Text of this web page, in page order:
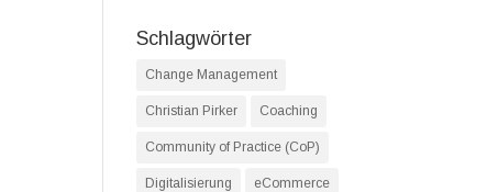
Schlagwörter
Change Management
Christian Pirker Coaching
Community of Practice (CoP)
Digitalisierung eCommerce